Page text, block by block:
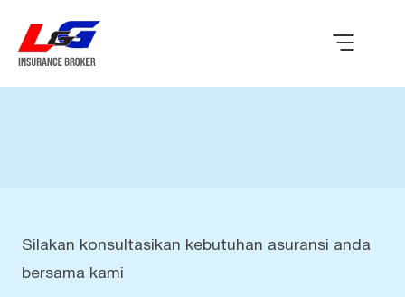
Silakan konsultasikan kebutuhan asuransi anda
bersama kami